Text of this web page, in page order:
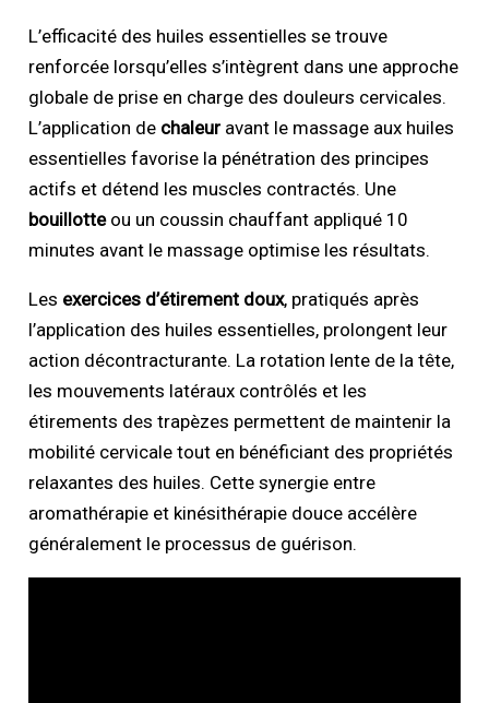
L’efficacité des huiles essentielles se trouve
renforcée lorsqu’elles s’intègrent dans une approche
globale de prise en charge des douleurs cervicales.
L’application de chaleur avant le massage aux huiles
essentielles favorise la pénétration des principes
actifs et détend les muscles contractés. Une
bouillotteou un coussin chauffant appliqué 10
minutes avant le massage optimise les résultats.
Les exercices d’étirement doux, pratiqués après
l’application des huiles essentielles, prolongent leur
action décontracturante. La rotation lente de la tête,
les mouvements latéraux contrôlés et les
étirements des trapèzes permettent de maintenir la
mobilité cervicale tout en bénéficiant des propriétés
relaxantes des huiles. Cette synergie entre
aromathérapie et kinésithérapie douce accélère
généralement le processus de guérison.